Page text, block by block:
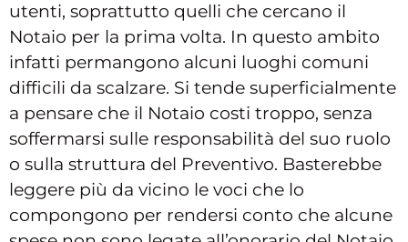
utenti, soprattutto quelli che cercano il
Notaio per la prima volta. In questo ambito
infatti permangono alcuni luoghi comuni
difficili da scalzare. Si tende superficialmente
a pensare che il Notaio costi troppo, senza
soffermarsi sulle responsabilità del suo ruolo
o sulla struttura del Preventivo. Basterebbe
leggere più da vicino le voci che lo
compongono per rendersi conto che alcune